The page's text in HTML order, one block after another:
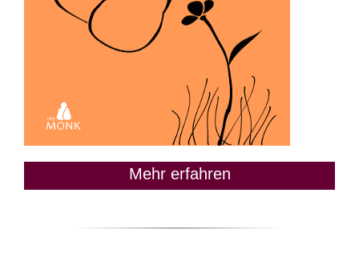
Mehr erfahren